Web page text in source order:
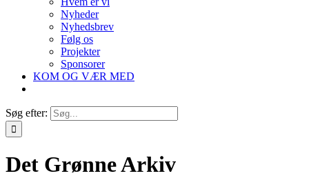
Nyheder
Nyhedsbrev
Følg os
Projekter
Sponsorer
KOM OG VÆR MED
Søg efter:
Det Grønne Arkiv